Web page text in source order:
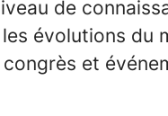
de
évolutions du
et